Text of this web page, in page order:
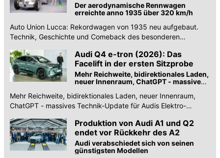
Der aerodynamische Rennwagen
erreichte anno 1935 über 320 km/h
Auto Union Lucca: Rekordwagen von 1935 neu aufgebaut.
Technik, Geschichte und Comeback des besonderen
Audi Q4 e-tron (2026): Das
Facelift in der ersten Sitzprobe
Mehr Reichweite, bidirektionales Laden,
neuer Innenraum, ChatGPT - massives
Bestseller
Mehr Reichweite, bidirektionales Laden, neuer Innenraum,
ChatGPT - massives Technik-Update für Audis Elektro-
Produktion von Audi A1 und Q2
endet vor Rückkehr des A2
Audi verabschiedet sich von seinen
günstigsten Modellen